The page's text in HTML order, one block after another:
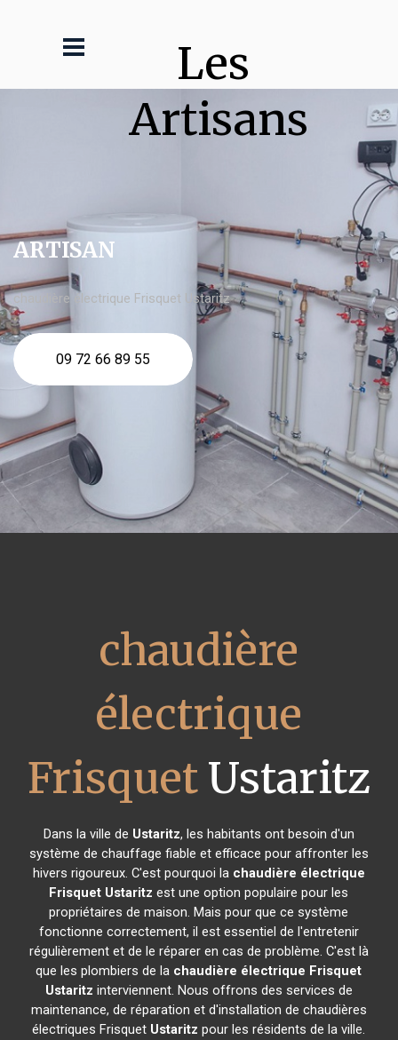
Les
Artisans
ARTISAN
chaudière électrique Frisquet Ustaritz
09 72 66 89 55
chaudière
électrique
FrisquetUstaritz
Dans la ville de Ustaritz, les habitants ont besoin d'un
système de chauffage fiable et efficace pour affronter les
hivers rigoureux. C'est pourquoi la chaudière électrique
Frisquet Ustaritz est une option populaire pour les
propriétaires de maison. Mais pour que ce système
fonctionne correctement, il est essentiel de l'entretenir
régulièrement et de le réparer en cas de problème. C'est là
que les plombiers de la chaudière électrique Frisquet
Ustaritz interviennent. Nous offrons des services de
maintenance, de réparation et d'installation de chaudières
électriques Frisquet Ustaritz pour les résidents de la ville.